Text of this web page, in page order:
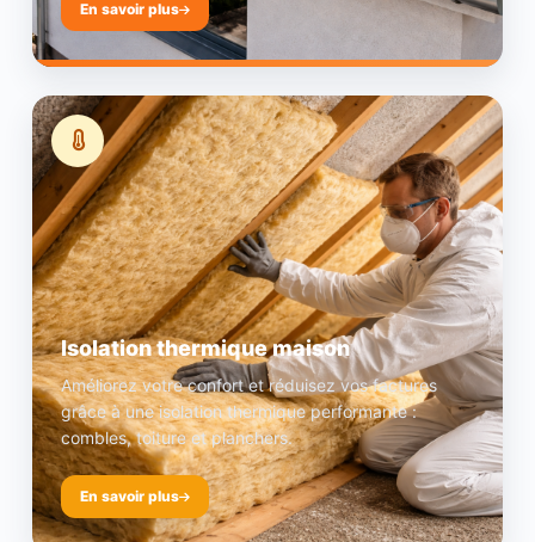
En savoir plus
Isolation thermique maison
Améliorez votre confort et réduisez vos factures
grâce à une isolation thermique performante :
combles, toiture et planchers.
En savoir plus